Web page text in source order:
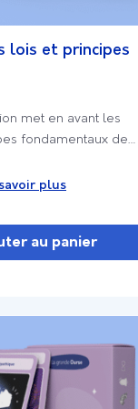
lois et principes
met en avant les
fondamentaux de
et pratique,
une réflexion critique
innovante des
vos projets.
plus
au panier